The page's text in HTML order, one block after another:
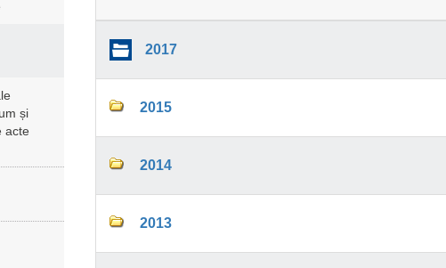
și
acte
2017
2015
2014
2013